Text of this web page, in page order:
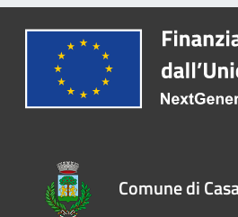
Comune di